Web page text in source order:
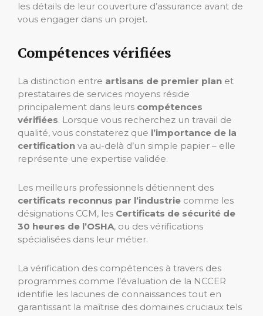
les détails de leur couverture d’assurance avant de
vous engager dans un projet.
Compétences vérifiées
La distinction entre artisans de premier plan et
prestataires de services moyens réside
principalement dans leurs compétences
vérifiées. Lorsque vous recherchez un travail de
qualité, vous constaterez que l’importance de la
certification va au-delà d’un simple papier – elle
représente une expertise validée.
Les meilleurs professionnels détiennent des
certificats reconnus par l’industrie comme les
désignations CCM, les Certificats de sécurité de
30 heures de l’OSHA, ou des vérifications
spécialisées dans leur métier.
La vérification des compétences à travers des
programmes comme l’évaluation de la NCCER
identifie les lacunes de connaissances tout en
garantissant la maîtrise des domaines cruciaux tels